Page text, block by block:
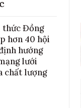
Đồng
hơn 40 hội
hướng
lưới
chất lượng